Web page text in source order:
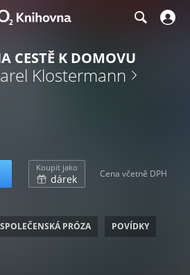
CESTĚ K DOMOVU
Klostermann
Koupit jako
dárek Cena včetně DPH
SPOLEČENSKÁ PRÓZA POVÍDKY